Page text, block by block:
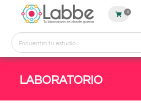
0
LABORATORIO